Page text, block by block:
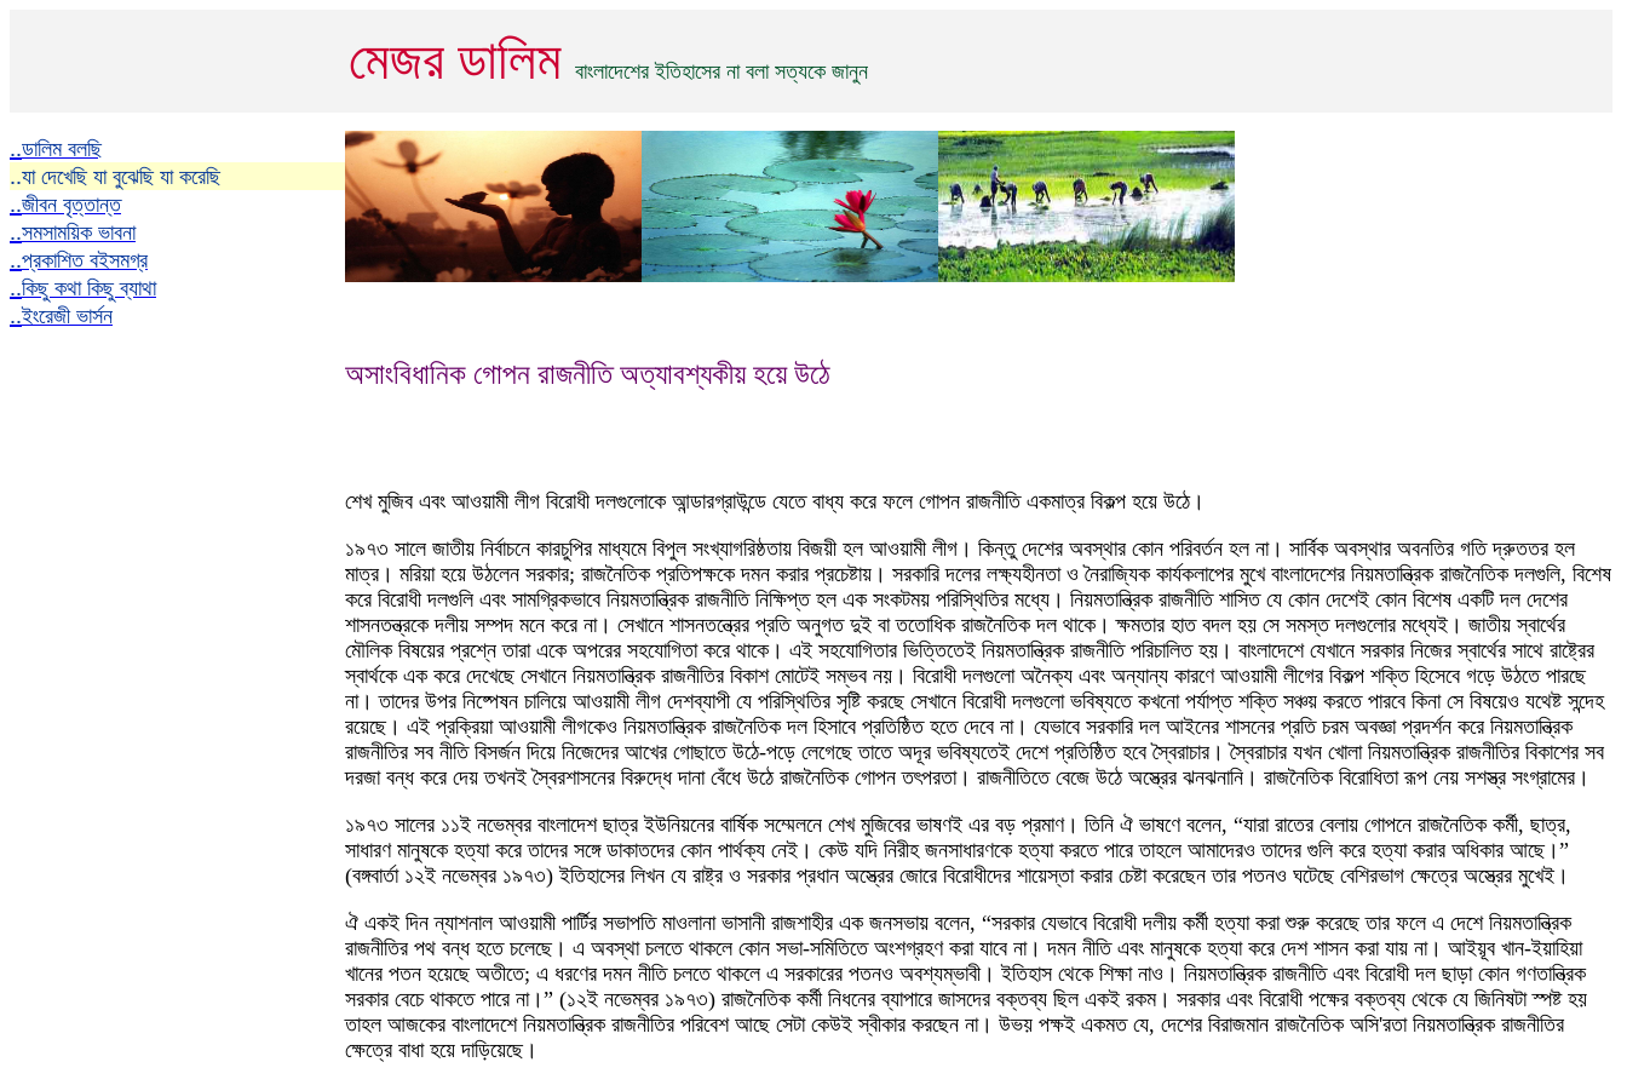
মেজর ডালিম বাংলাদেশের ইতিহাসের না বলা সত্যকে জানুন
..ডালিম বলছি
..যা দেখেছি যা বুঝেছি যা করেছি
..জীবন বৃত্তান্ত
..সমসাময়িক ভাবনা
..প্রকাশিত বইসমগ্র
..কিছু কথা কিছু ব্যাথা
..ইংরেজী ভার্সন
অসাংবিধানিক গোপন রাজনীতি অত্যাবশ্যকীয় হয়ে উঠে
শেখ মুজিব এবং আওয়ামী লীগ বিরোধী দলগুলোকে আন্ডারগ্রাউন্ডে যেতে বাধ্য করে ফলে গোপন রাজনীতি একমাত্র বিকল্প হয়ে উঠে।
১৯৭৩ সালে জাতীয় নির্বাচনে কারচুপির মাধ্যমে বিপুল সংখ্যাগরিষ্ঠতায় বিজয়ী হল আওয়ামী লীগ। কিন্তু দেশের অবস্থার কোন পরিবর্তন হল না। সার্বিক অবস্থার অবনতির গতি দ্রুততর হল
মাত্র। মরিয়া হয়ে উঠলেন সরকার; রাজনৈতিক প্রতিপক্ষকে দমন করার প্রচেষ্টায়। সরকারি দলের লক্ষ্যহীনতা ও নৈরাজ্যিক কার্যকলাপের মুখে বাংলাদেশের নিয়মতান্ত্রিক রাজনৈতিক দলগুলি, বিশেষ
করে বিরোধী দলগুলি এবং সামগ্রিকভাবে নিয়মতান্ত্রিক রাজনীতি নিক্ষিপ্ত হল এক সংকটময় পরিস্থিতির মধ্যে। নিয়মতান্ত্রিক রাজনীতি শাসিত যে কোন দেশেই কোন বিশেষ একটি দল দেশের
শাসনতন্ত্রকে দলীয় সম্পদ মনে করে না। সেখানে শাসনতন্ত্রের প্রতি অনুগত দুই বা ততোধিক রাজনৈতিক দল থাকে। ক্ষমতার হাত বদল হয় সে সমস্ত দলগুলোর মধ্যেই। জাতীয় স্বার্থের
মৌলিক বিষয়ের প্রশ্নে তারা একে অপরের সহযোগিতা করে থাকে। এই সহযোগিতার ভিত্তিতেই নিয়মতান্ত্রিক রাজনীতি পরিচালিত হয়। বাংলাদেশে যেখানে সরকার নিজের স্বার্থের সাথে রাষ্ট্রের
স্বার্থকে এক করে দেখেছে সেখানে নিয়মতান্ত্রিক রাজনীতির বিকাশ মোটেই সম্ভব নয়। বিরোধী দলগুলো অনৈক্য এবং অন্যান্য কারণে আওয়ামী লীগের বিকল্প শক্তি হিসেবে গড়ে উঠতে পারছে
না। তাদের উপর নিষ্পেষন চালিয়ে আওয়ামী লীগ দেশব্যাপী যে পরিস্থিতির সৃষ্টি করছে সেখানে বিরোধী দলগুলো ভবিষ্যতে কখনো পর্যাপ্ত শক্তি সঞ্চয় করতে পারবে কিনা সে বিষয়েও যথেষ্ট সন্দেহ
রয়েছে। এই প্রক্রিয়া আওয়ামী লীগকেও নিয়মতান্ত্রিক রাজনৈতিক দল হিসাবে প্রতিষ্ঠিত হতে দেবে না। যেভাবে সরকারি দল আইনের শাসনের প্রতি চরম অবজ্ঞা প্রদর্শন করে নিয়মতান্ত্রিক
রাজনীতির সব নীতি বিসর্জন দিয়ে নিজেদের আখের গোছাতে উঠে-পড়ে লেগেছে তাতে অদূর ভবিষ্যতেই দেশে প্রতিষ্ঠিত হবে স্বৈরাচার। স্বৈরাচার যখন খোলা নিয়মতান্ত্রিক রাজনীতির বিকাশের সব
দরজা বন্ধ করে দেয় তখনই স্বৈরশাসনের বিরুদ্ধে দানা বেঁধে উঠে রাজনৈতিক গোপন তৎপরতা। রাজনীতিতে বেজে উঠে অস্ত্রের ঝনঝনানি। রাজনৈতিক বিরোধিতা রূপ নেয় সশস্ত্র সংগ্রামের।
১৯৭৩ সালের ১১ই নভেম্বর বাংলাদেশ ছাত্র ইউনিয়নের বার্ষিক সম্মেলনে শেখ মুজিবের ভাষণই এর বড় প্রমাণ। তিনি ঐ ভাষণে বলেন, “যারা রাতের বেলায় গোপনে রাজনৈতিক কর্মী, ছাত্র,
সাধারণ মানুষকে হত্যা করে তাদের সঙ্গে ডাকাতদের কোন পার্থক্য নেই। কেউ যদি নিরীহ জনসাধারণকে হত্যা করতে পারে তাহলে আমাদেরও তাদের গুলি করে হত্যা করার অধিকার আছে।”
(বঙ্গবার্তা ১২ই নভেম্বর ১৯৭৩) ইতিহাসের লিখন যে রাষ্ট্র ও সরকার প্রধান অস্ত্রের জোরে বিরোধীদের শায়েস্তা করার চেষ্টা করেছেন তার পতনও ঘটেছে বেশিরভাগ ক্ষেত্রে অস্ত্রের মুখেই।
ঐ একই দিন ন্যাশনাল আওয়ামী পার্টির সভাপতি মাওলানা ভাসানী রাজশাহীর এক জনসভায় বলেন, “সরকার যেভাবে বিরোধী দলীয় কর্মী হত্যা করা শুরু করেছে তার ফলে এ দেশে নিয়মতান্ত্রিক
রাজনীতির পথ বন্ধ হতে চলেছে। এ অবস্থা চলতে থাকলে কোন সভা-সমিতিতে অংশগ্রহণ করা যাবে না। দমন নীতি এবং মানুষকে হত্যা করে দেশ শাসন করা যায় না। আইয়ূব খান-ইয়াহিয়া
খানের পতন হয়েছে অতীতে; এ ধরণের দমন নীতি চলতে থাকলে এ সরকারের পতনও অবশ্যম্ভাবী। ইতিহাস থেকে শিক্ষা নাও। নিয়মতান্ত্রিক রাজনীতি এবং বিরোধী দল ছাড়া কোন গণতান্ত্রিক
সরকার বেচে থাকতে পারে না।” (১২ই নভেম্বর ১৯৭৩) রাজনৈতিক কর্মী নিধনের ব্যাপারে জাসদের বক্তব্য ছিল একই রকম। সরকার এবং বিরোধী পক্ষের বক্তব্য থেকে যে জিনিষটা স্পষ্ট হয়
তাহল আজকের বাংলাদেশে নিয়মতান্ত্রিক রাজনীতির পরিবেশ আছে সেটা কেউই স্বীকার করছেন না। উভয় পক্ষই একমত যে, দেশের বিরাজমান রাজনৈতিক অসি'রতা নিয়মতান্ত্রিক রাজনীতির
ক্ষেত্রে বাধা হয়ে দাড়িয়েছে।